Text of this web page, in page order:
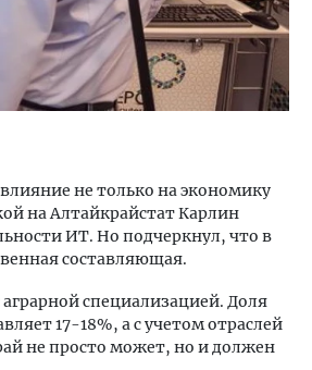
не только на экономику
на Алтайкрайстат Карлин
ИТ. Но подчеркнул, что в
составляющая.
специализацией. Доля
17-18%, а с учетом отраслей
не просто может, но и должен
Гатилов — о том, как
оставаться на плаву,
штормит
СТРОИТЕЛЬСТВО